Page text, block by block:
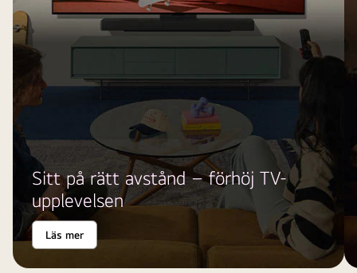
Sitt på rätt avstånd – förhöj TV-
upplevelsen
Läs mer